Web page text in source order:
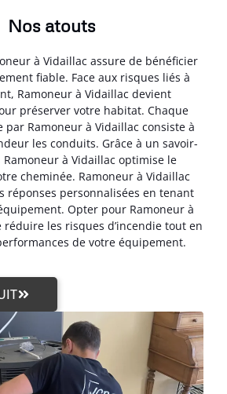
Nos atouts
à Vidaillac assure de bénéficier
fiable. Face aux risques liés à
Ramoneur à Vidaillac devient
préserver votre habitat. Chaque
par Ramoneur à Vidaillac consiste à
les conduits. Grâce à un savoir-
à Vidaillac optimise le
cheminée. Ramoneur à Vidaillac
réponses personnalisées en tenant
Opter pour Ramoneur à
les risques d’incendie tout en
de votre équipement.